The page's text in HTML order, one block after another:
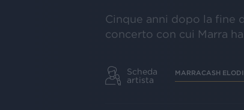
Cinque anni dopo la fine
concerto con cui Marra
Scheda
artista
MARRACASH